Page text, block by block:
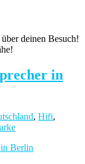
deinen Besuch!
in
, Hifi,